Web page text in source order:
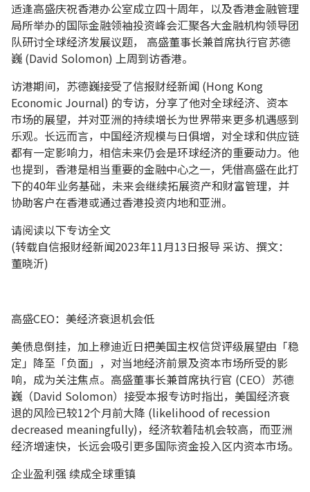
适逢高盛庆祝香港办公室成立四十周年，以及香港金融管理
局所举办的国际金融领袖投资峰会汇聚各大金融机构领导团
队研讨全球经济发展议题， 高盛董事长兼首席执行官苏德
巍 (David Solomon) 上周到访香港。
访港期间，苏德巍接受了信报财经新闻 (Hong Kong
Economic Journal) 的专访，分享了他对全球经济、资本
市场的展望，并对亚洲的持续增长为世界带来更多机遇感到
乐观。长远而言，中国经济规模与日俱增，对全球和供应链
都有一定影响力，相信未来仍会是环球经济的重要动力。他
也提到，香港是相当重要的金融中心之一，凭借高盛在此打
下的40年业务基础，未来会继续拓展资产和财富管理，并
协助客户在香港或通过香港投资内地和亚洲。
请阅读以下专访全文
(转载自信报财经新闻2023年11月13日报导 采访、撰文：
董晓沂)
高盛CEO：美经济衰退机会低
美债息倒挂，加上穆迪近日把美国主权信贷评级展望由「稳
定」降至「负面」，对当地经济前景及资本市场所受的影
响，成为关注焦点。高盛董事长兼首席执行官 (CEO）苏德
巍（David Solomon）接受本报专访时指出，美国经济衰
退的风险已较12个月前大降 (likelihood of recession
decreased meaningfully)，经济软着陆机会较高，而亚洲
经济增速快，长远会吸引更多国际资金投入区内资本市场。
企业盈利强 续成全球重镇